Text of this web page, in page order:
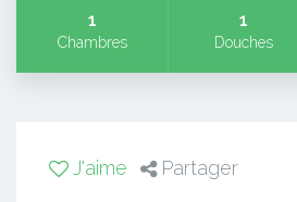
1
Chambres
1
Douches
J'aime Partager